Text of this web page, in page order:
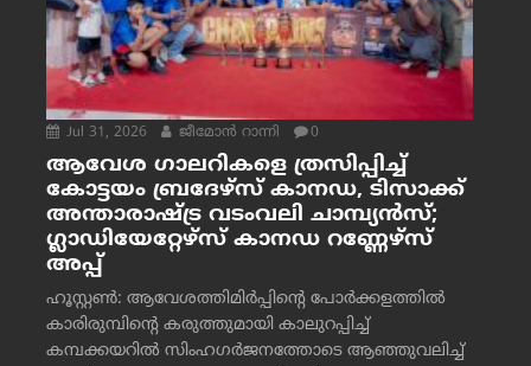
Jul 31, 2026 ജീമോന്‍ റാന്നി 0
ആവേശ ഗാലറികളെ ത്രസിപ്പിച്ച്
കോട്ടയം ബ്രദേഴ്‌സ് കാനഡ, ടിസാക്ക്
അന്താരാഷ്ട്ര വടംവലി ചാമ്പ്യന്‍സ്;
ഗ്ലാഡിയേറ്റേഴ്‌സ് കാനഡ റണ്ണേഴ്‌സ്
അപ്പ്
ഹൂസ്റ്റണ്‍: ആവേശത്തിമിര്‍പ്പിന്റെ പോര്‍ക്കളത്തില്‍
കാരിരുമ്പിന്റെ കരുത്തുമായി കാലുറപ്പിച്ച്
കമ്പക്കയറില്‍ സിംഹഗര്‍ജനത്തോടെ ആഞ്ഞുവലിച്ച്